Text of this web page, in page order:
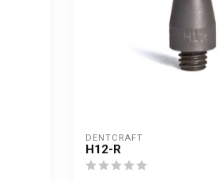
DENTCRAFT
H12-R